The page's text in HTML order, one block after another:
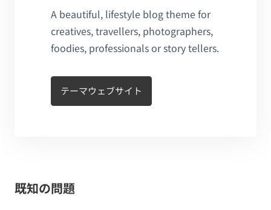
A beautiful, lifestyle blog theme for
creatives, travellers, photographers,
foodies, professionals or story tellers.
テーマウェブサイト
既知の問題